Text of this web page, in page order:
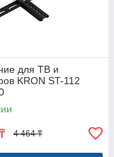
для ТВ и
KRON ST-112
4 464 ₸